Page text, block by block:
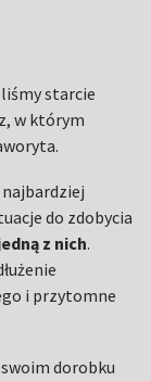
starcie
w którym
do zdobycia
z nich.
i przytomne
dorobku